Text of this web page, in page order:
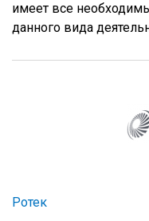
имеет все
данного вида
Ротек